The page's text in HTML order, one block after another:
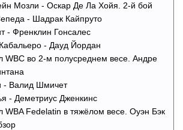
Мозли - Оскар Де Ла Хойя. 2-й бой
- Шадрак Кайпруто
- Френклин Гонсалес
- Дауд Йордан
WBC во 2-м полусреднем весе. Андре
- Валид Шмичет
- Деметриус Дженкинс
WBA Fedelatin в тяжёлом весе. Оуэн Бэк